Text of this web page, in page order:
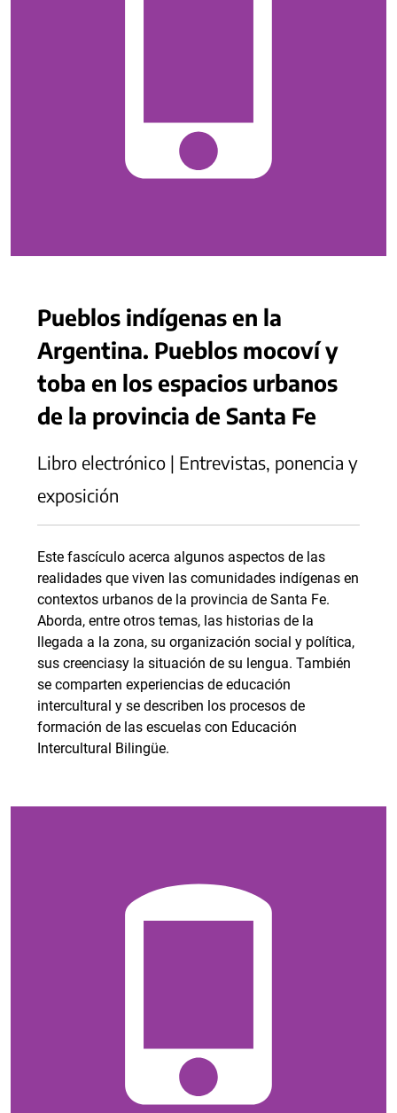
Pueblos indígenas en la
Argentina. Pueblos mocoví y
toba en los espacios urbanos
de la provincia de Santa Fe
Libro electrónico | Entrevistas, ponencia y
exposición
Este fascículo acerca algunos aspectos de las
realidades que viven las comunidades indígenas en
contextos urbanos de la provincia de Santa Fe.
Aborda, entre otros temas, las historias de la
llegada a la zona, su organización social y política,
sus creenciasy la situación de su lengua. También
se comparten experiencias de educación
intercultural y se describen los procesos de
formación de las escuelas con Educación
Intercultural Bilingüe.